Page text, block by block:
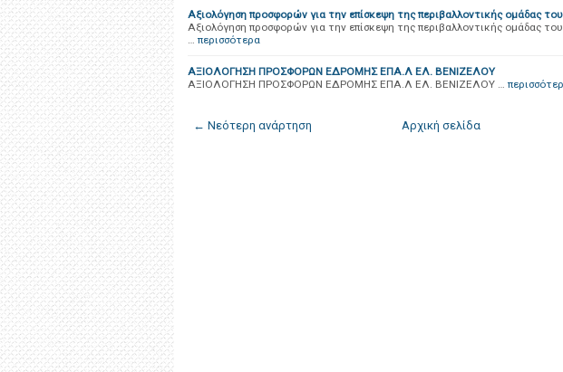
Αξιολόγηση προσφορών για την επίσκεψη της περιβαλλοντικής ομάδας
Αξιολόγηση προσφορών για την επίσκεψη της περιβαλλοντικής ομάδας
… περισσότερα
ΑΞΙΟΛΟΓΗΣΗ ΠΡΟΣΦΟΡΩΝ ΕΔΡΟΜΗΣ ΕΠΑ.Λ ΕΛ. ΒΕΝΙΖΕΛΟΥ
ΑΞΙΟΛΟΓΗΣΗ ΠΡΟΣΦΟΡΩΝ ΕΔΡΟΜΗΣ ΕΠΑ.Λ ΕΛ. ΒΕΝΙΖΕΛΟΥ …
← Νεότερη ανάρτηση Αρχική σελίδα